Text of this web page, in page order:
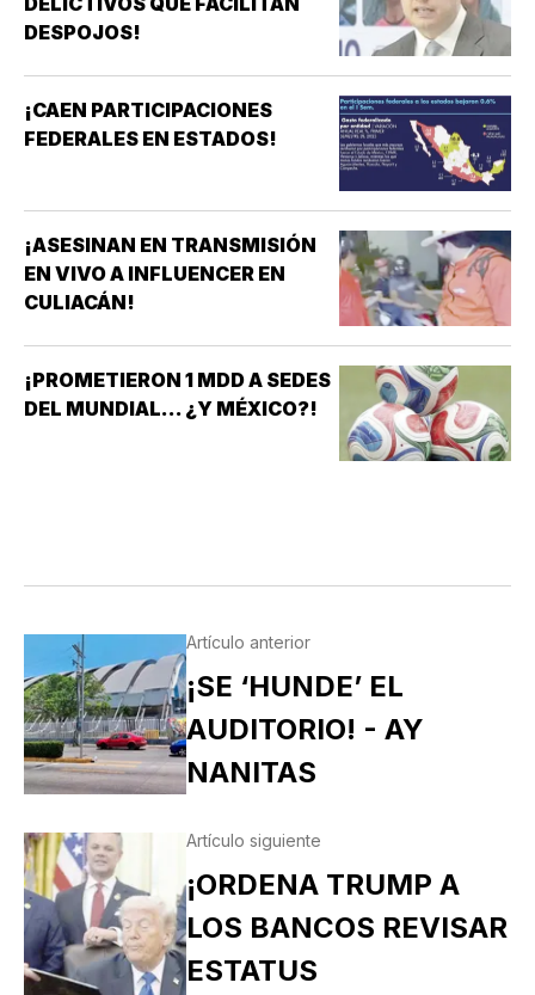
DESPOJOS!
¡CAEN PARTICIPACIONES
FEDERALES EN ESTADOS!
¡ASESINAN EN TRANSMISIÓN
EN VIVO A INFLUENCER EN
CULIACÁN!
¡PROMETIERON 1 MDD A SEDES
DEL MUNDIAL... ¿Y MÉXICO?!
Artículo anterior
¡SE ‘HUNDE’ EL
AUDITORIO! - AY
NANITAS
Artículo siguiente
¡ORDENA TRUMP A
LOS BANCOS REVISAR
ESTATUS